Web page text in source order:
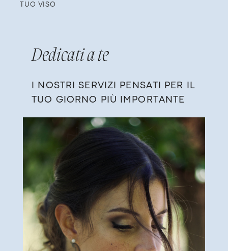
TUO VISO
Dedicati ​ate
I NOSTRI SERVIZI PENSATI PER IL
​TU​O GIORNO PIÙ IMPORTANTE